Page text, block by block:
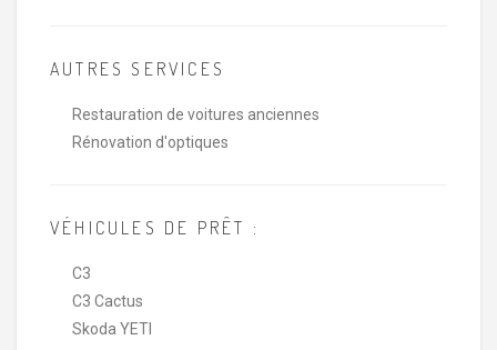
AUTRES SERVICES
Restauration de voitures anciennes
Rénovation d'optiques
VÉHICULES DE PRÊT :
C3
C3 Cactus
Skoda YETI